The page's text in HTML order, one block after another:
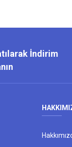
İndirim